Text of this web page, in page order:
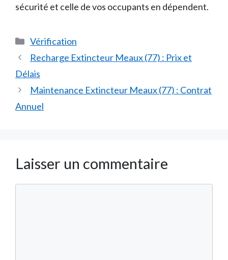
sécurité et celle de vos occupants en dépendent.
Catégories
Vérification
Recharge Extincteur Meaux (77) : Prix et
Délais
Maintenance Extincteur Meaux (77) : Contrat
Annuel
Laisser un commentaire